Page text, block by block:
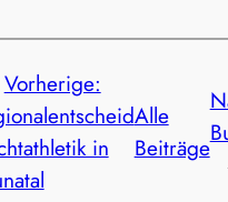
Vorherige:
in
Alle
Beiträge